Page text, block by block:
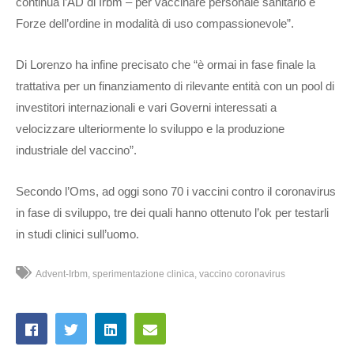
Forze dell’ordine in modalità di uso compassionevole”.
Di Lorenzo ha infine precisato che “è ormai in fase finale la
trattativa per un finanziamento di rilevante entità con un pool di
investitori internazionali e vari Governi interessati a
velocizzare ulteriormente lo sviluppo e la produzione
industriale del vaccino”.
Secondo l’Oms, ad oggi sono 70 i vaccini contro il coronavirus
in fase di sviluppo, tre dei quali hanno ottenuto l’ok per testarli
in studi clinici sull’uomo.
Advent-Irbm sperimentazione clinica vaccino coronavirus